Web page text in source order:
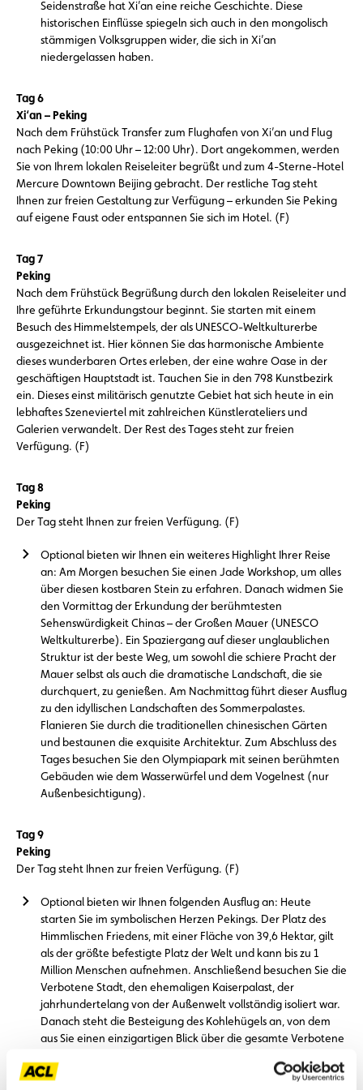
Seidenstraße hat Xi’an eine reiche Geschichte. Diese
historischen Einflüsse spiegeln sich auch in den mongolisch
stämmigen Volksgruppen wider, die sich in Xi’an
niedergelassen haben.
Tag 6
Xi‘an – Peking
Nach dem Frühstück Transfer zum Flughafen von Xi’an und Flug
nach Peking (10:00 Uhr – 12:00 Uhr). Dort angekommen, werden
Sie von Ihrem lokalen Reiseleiter begrüßt und zum 4-Sterne-Hotel
Mercure Downtown Beijing gebracht. Der restliche Tag steht
Ihnen zur freien Gestaltung zur Verfügung – erkunden Sie Peking
auf eigene Faust oder entspannen Sie sich im Hotel. (F)
Tag 7
Peking
Nach dem Frühstück Begrüßung durch den lokalen Reiseleiter und
Ihre geführte Erkundungstour beginnt. Sie starten mit einem
Besuch des Himmelstempels, der als UNESCO-Weltkulturerbe
ausgezeichnet ist. Hier können Sie das harmonische Ambiente
dieses wunderbaren Ortes erleben, der eine wahre Oase in der
geschäftigen Hauptstadt ist. Tauchen Sie in den 798 Kunstbezirk
ein. Dieses einst militärisch genutzte Gebiet hat sich heute in ein
lebhaftes Szeneviertel mit zahlreichen Künstlerateliers und
Galerien verwandelt. Der Rest des Tages steht zur freien
Verfügung. (F)
Tag 8
Peking
Der Tag steht Ihnen zur freien Verfügung. (F)
Optional bieten wir Ihnen ein weiteres Highlight Ihrer Reise
an: Am Morgen besuchen Sie einen Jade Workshop, um alles
über diesen kostbaren Stein zu erfahren. Danach widmen Sie
den Vormittag der Erkundung der berühmtesten
Sehenswürdigkeit Chinas – der Großen Mauer (UNESCO
Weltkulturerbe). Ein Spaziergang auf dieser unglaublichen
Struktur ist der beste Weg, um sowohl die schiere Pracht der
Mauer selbst als auch die dramatische Landschaft, die sie
durchquert, zu genießen. Am Nachmittag führt dieser Ausflug
zu den idyllischen Landschaften des Sommerpalastes.
Flanieren Sie durch die traditionellen chinesischen Gärten
und bestaunen die exquisite Architektur. Zum Abschluss des
Tages besuchen Sie den Olympiapark mit seinen berühmten
Gebäuden wie dem Wasserwürfel und dem Vogelnest (nur
Außenbesichtigung).
Tag 9
Peking
Der Tag steht Ihnen zur freien Verfügung. (F)
Optional bieten wir Ihnen folgenden Ausflug an: Heute
starten Sie im symbolischen Herzen Pekings. Der Platz des
Himmlischen Friedens, mit einer Fläche von 39,6 Hektar, gilt
als der größte befestigte Platz der Welt und kann bis zu 1
Million Menschen aufnehmen. Anschließend besuchen Sie die
Verbotene Stadt, den ehemaligen Kaiserpalast, der
jahrhundertelang von der Außenwelt vollständig isoliert war.
Danach steht die Besteigung des Kohlehügels an, von dem
aus Sie einen einzigartigen Blick über die gesamte Verbotene
durch die verwinkelten Hutongs, die Altstadt Pekings.